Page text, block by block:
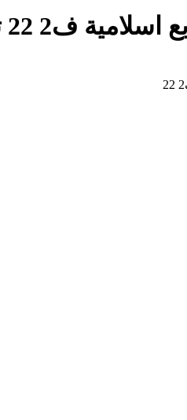
ف2 22 تحميل